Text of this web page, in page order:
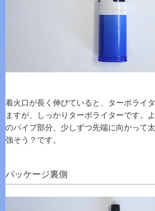
着火口が長く伸びていると、ターボライ
ますが、しっかりターボライターです。
のパイプ部分、少しずつ先端に向かって
強そう？です。
パッケージ裏側